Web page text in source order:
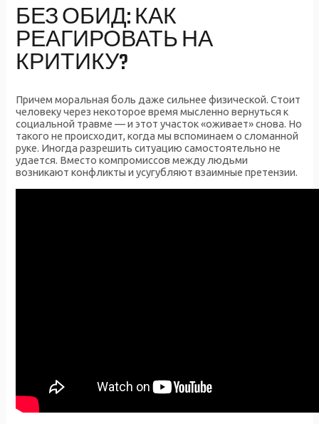
БЕЗ ОБИД: КАК
РЕАГИРОВАТЬ НА
КРИТИКУ?
Причем моральная боль даже сильнее физической. Стоит
человеку через некоторое время мысленно вернуться к
социальной травме — и этот участок «оживает» снова. Но
такого не происходит, когда мы вспоминаем о сломанной
руке. Иногда разрешить ситуацию самостоятельно не
удается. Вместо компромиссов между людьми
возникают конфликты и усугубляют взаимные претензии.